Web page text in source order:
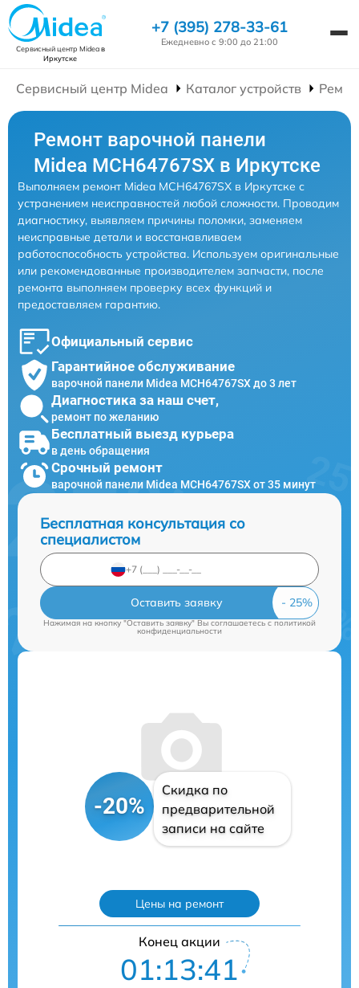
Сервисный центр Mideaв
Иркутске
+7 (395) 278-33-61
Ежедневно с 9:00 до 21:00
Сервисный центр Midea Каталог устройств
Ремонт варочной панели
Midea MCH64767SX в Иркутске
Выполняем ремонт Midea MCH64767SX в Иркутске с
устранением неисправностей любой сложности. Проводим
диагностику, выявляем причины поломки, заменяем
неисправные детали и восстанавливаем
работоспособность устройства. Используем оригинальные
или рекомендованные производителем запчасти, после
ремонта выполняем проверку всех функций и
предоставляем гарантию.
Официальный сервис
Гарантийное обслуживание
варочной панели Midea MCH64767SX до 3 лет
Диагностика за наш счет,
ремонт по желанию
Бесплатный выезд курьера
в день обращения
Срочный ремонт
варочной панели Midea MCH64767SX от 35 минут
Бесплатная консультация со
специалистом
Оставить заявку
Нажимая на кнопку "Оставить заявку" Вы соглашаетесь cполитикой
конфиденциальности
-20%
Скидка по
предварительной
записи на сайте
Цены на ремонт
Конец акции
01:13:40